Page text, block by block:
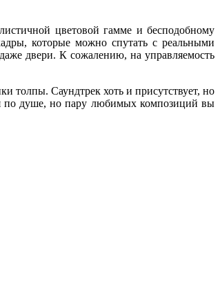
цветовой гамме и бесподобному
которые можно спутать с реальными
двери. К сожалению, на управляемость
толпы. Саундтрек хоть и присутствует, но
по душе, но пару любимых композиций вы